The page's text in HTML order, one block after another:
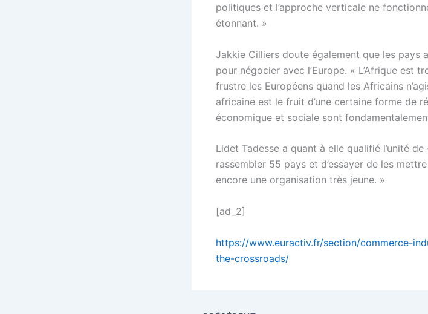
politiques et l’approche verticale ne
étonnant. »
Jakkie Cilliers doute également que les pays
pour négocier avec l’Europe. « L’Afrique est
frustre les Européens quand les Africains
africaine est le fruit d’une certaine forme de
économique et sociale sont
Lidet Tadesse a quant à elle qualifié l’unité
rassembler 55 pays et d’essayer de les
encore une organisation très jeune. »
[ad_2]
https://www.euractiv.fr/section/commerce-
the-crossroads/